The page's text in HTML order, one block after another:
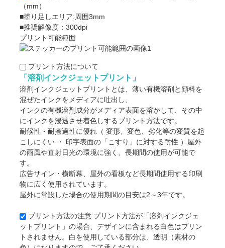
（mm）
■塗り足しエリア:周囲3mm
■推奨解像度：300dpi
プリント可能範囲
プリント方法について
「溶剤インクジェットプリント」
溶剤インクジェットプリントとは、薄い有機溶剤と顔料を
混ぜたインクをメディアに吐出し、
インクの有機溶剤成分がメディア表面を溶かして、その中
にインクを浸透させ着色しするプリント方法です。
耐候性・耐擦過性に優れ（ 変形、変色、劣化等の変質を起
こしにくい ・ 印字表面の「こすり」に対する耐性 ）屋外
の雨風や直射日光の環境に強く、長期間の使用が可能で
す。
広告サイン・横断幕、屋外の看板など長期間使用する印刷
物に広く使用されています。
屋外に常設した場合の使用期間の目安は2～3年です。
プリント方法の注意 プリント方法が「溶剤インクジェ
ットプリント」の場合、デザインに含まれる白色はプリン
トされません。白を使用している部分は、透明（素材の